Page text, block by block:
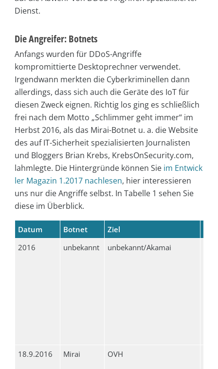
Dienst.
Die Angreifer: Botnets
Anfangs wurden für DDoS-Angriffe
kompromittierte Desktoprechner verwendet.
Irgendwann merkten die Cyberkriminellen dann
allerdings, dass sich auch die Geräte des IoT für
diesen Zweck eignen. Richtig los ging es schließlich
frei nach dem Motto „Schlimmer geht immer“ im
Herbst 2016, als das Mirai-Botnet u. a. die Website
des auf IT-Sicherheit spezialisierten Journalisten
und Bloggers Brian Krebs, KrebsOnSecurity.com,
lahmlegte. Die Hintergründe können Sie im Entwick
ler Magazin 1.2017 nachlesen, hier interessieren
uns nur die Angriffe selbst. In Tabelle 1 sehen Sie
diese im Überblick.
Datum Botnet Ziel
2016
unbekannt unbekannt/Akamai
18.9.2016 Mirai OVH